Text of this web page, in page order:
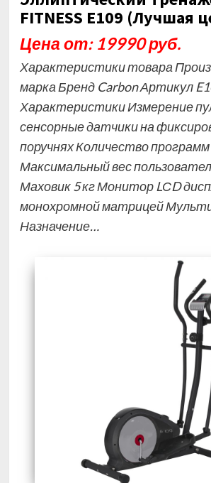
FITNESS E109 (Лучшая
Цена от: 19990 руб.
Характеристики товара
марка Бренд Carbon Артикул
Характеристики Измерение
сенсорные датчики на
поручнях Количество
Максимальный вес
Маховик 5 кг Монитор LСD
монохромной матрицей
Назначение…